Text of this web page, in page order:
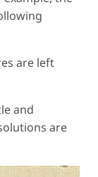
are left
and
are